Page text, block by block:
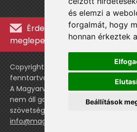
és elemzi a
forgalmát, hogy
honnan érkeztek
Beállítások
Érdekességekért,
meglepetésekért iratkozz fel a
Copyright © WebshopLady 2007-
fenntartva, kivéve a külön
A Magyarvalogatott.hu egy
nem áll gazdasági kapcsolatban a
szövetséggel vagy a válogatott
info@magyarvalogatott.hu